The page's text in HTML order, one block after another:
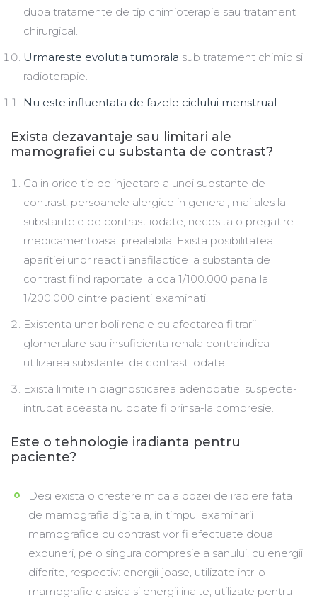
dupa tratamente de tip chimioterapie sau tratament
chirurgical.
Urmareste evolutia tumorala sub tratament chimio si
radioterapie.
Nu este influentata de fazele ciclului menstrual.
Exista dezavantaje sau limitari ale
mamografiei cu substanta de contrast?
Ca in orice tip de injectare a unei substante de
contrast, persoanele alergice in general, mai ales la
substantele de contrast iodate, necesita o pregatire
medicamentoasa prealabila. Exista posibilitatea
aparitiei unor reactii anafilactice la substanta de
contrast fiind raportate la cca 1/100.000 pana la
1/200.000 dintre pacienti examinati.
Existenta unor boli renale cu afectarea filtrarii
glomerulare sau insuficienta renala contraindica
utilizarea substantei de contrast iodate.
Exista limite in diagnosticarea adenopatiei suspecte-
intrucat aceasta nu poate fi prinsa-la compresie.
Este o tehnologie iradianta pentru
paciente?
Desi exista o crestere mica a dozei de iradiere fata
de mamografia digitala, in timpul examinarii
mamografice cu contrast vor fi efectuate doua
expuneri, pe o singura compresie a sanului, cu energii
diferite, respectiv: energii joase, utilizate intr-o
mamografie clasica si energii inalte, utilizate pentru